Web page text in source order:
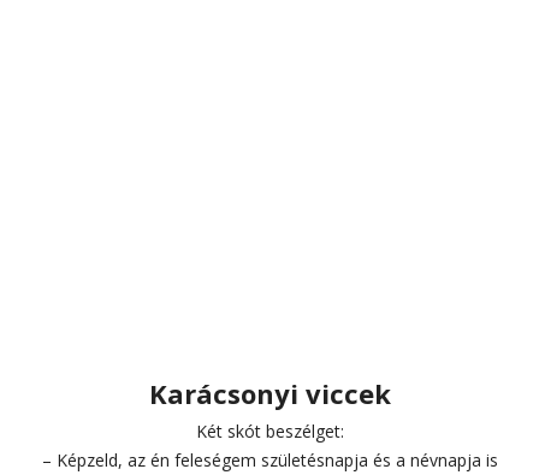
Karácsonyi viccek
Két skót beszélget:
– Képzeld, az én feleségem születésnapja és a névnapja is